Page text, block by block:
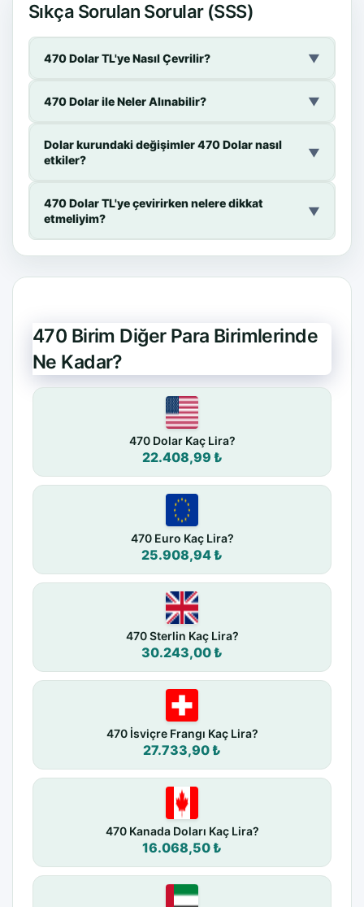
Sıkça Sorulan Sorular (SSS)
470 Dolar TL'ye Nasıl Çevrilir? ▼
470 Dolar ile Neler Alınabilir? ▼
Dolar kurundaki değişimler 470 Dolar nasıl
etkiler?
▼
470 Dolar TL'ye çevirirken nelere dikkat
etmeliyim?
▼
470 Birim Diğer Para Birimlerinde
Ne Kadar?
470 Dolar Kaç Lira?
22.408,99 ₺
470 Euro Kaç Lira?
25.908,94 ₺
470 Sterlin Kaç Lira?
30.243,00 ₺
470 İsviçre Frangı Kaç Lira?
27.733,90 ₺
470 Kanada Doları Kaç Lira?
16.068,50 ₺